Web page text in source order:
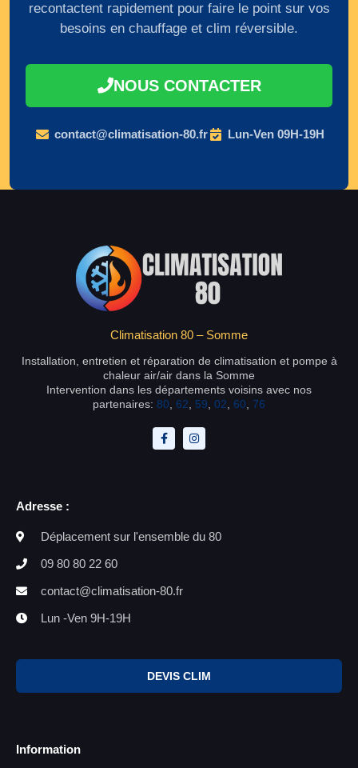
recontactent rapidement pour faire le point sur vos
besoins en chauffage et clim réversible.
NOUS CONTACTER
contact@climatisation-80.fr Lun-Ven 09H-19H
Climatisation 80 – Somme
Installation, entretien et réparation de climatisation et pompe à
chaleur air/air dans la Somme
Intervention dans les départements voisins avec nos
partenaires: 80 62 59 02 60 76
Adresse :
Déplacement sur l'ensemble du 80
09 80 80 22 60
contact@climatisation-80.fr
Lun -Ven 9H-19H
DEVIS CLIM
Information